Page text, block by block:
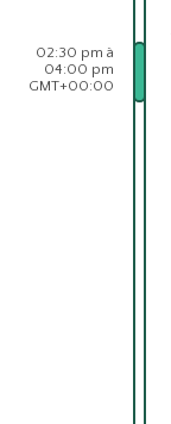
02:30 pm à
04:00 pm
GMT+00:00